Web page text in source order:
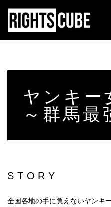
ヤンキー
～群馬最
STORY
全国各地の手に負えないヤンキ